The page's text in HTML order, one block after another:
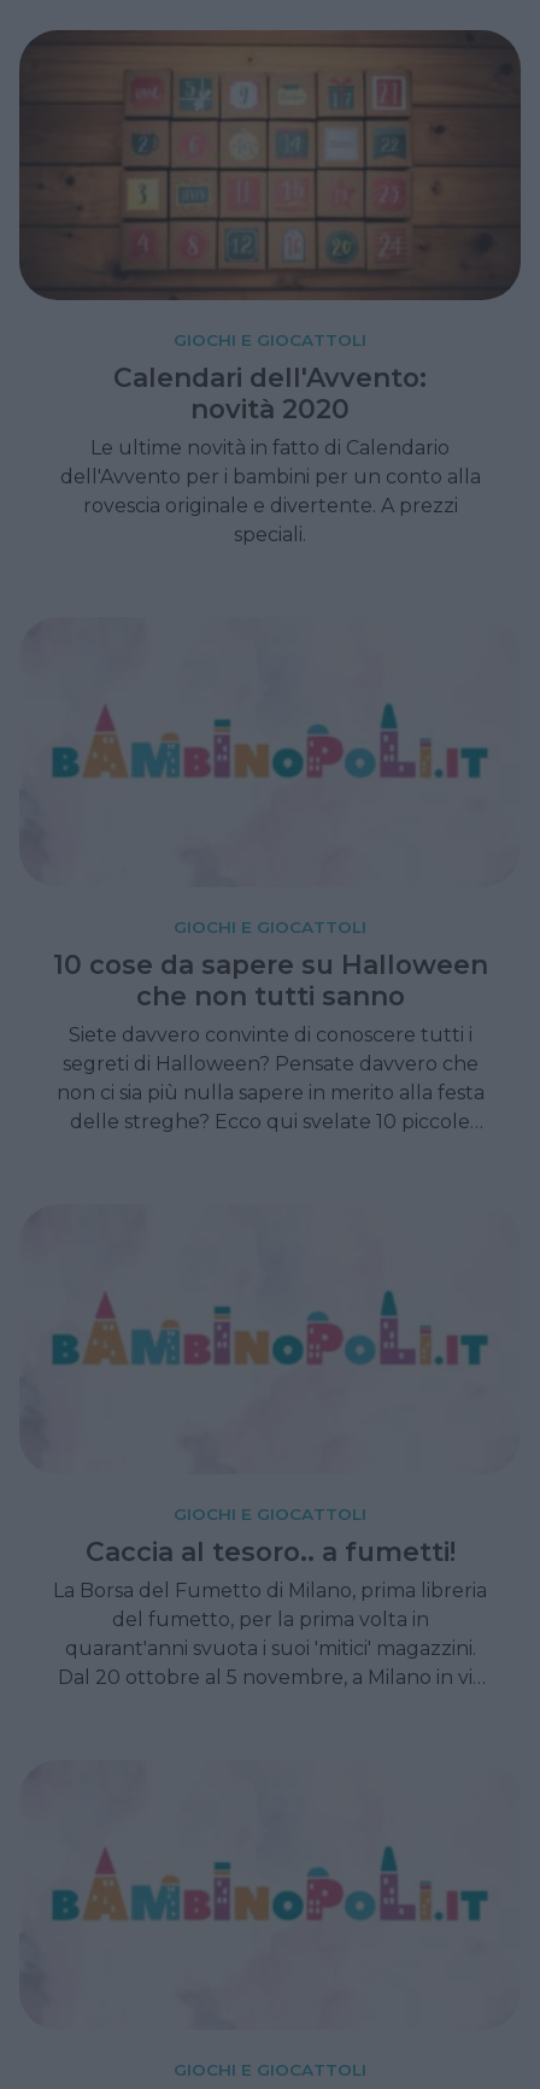
GIOCHI E GIOCATTOLI
Calendari dell'Avvento:
novità 2020
Le ultime novità in fatto di Calendario
dell'Avvento per i bambini per un conto alla
rovescia originale e divertente. A prezzi
speciali.
GIOCHI E GIOCATTOLI
10 cose da sapere su Halloween
che non tutti sanno
Siete davvero convinte di conoscere tutti i
segreti di Halloween? Pensate davvero che
non ci sia più nulla sapere in merito alla festa
delle streghe? Ecco qui svelate 10 piccole
GIOCHI E GIOCATTOLI
Caccia al tesoro.. a fumetti!
La Borsa del Fumetto di Milano, prima libreria
del fumetto, per la prima volta in
quarant'anni svuota i suoi 'mitici' magazzini.
Dal 20 ottobre al 5 novembre, a Milano in via
GIOCHI E GIOCATTOLI